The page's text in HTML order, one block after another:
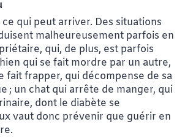
ce qui peut arriver. Des situations
malheureusement parfois en
qui, de plus, est parfois
qui se fait mordre par un autre,
fait frapper, qui décompense de sa
; un chat qui arrête de manger, qui
dont le diabète se
vaut donc prévenir que guérir en